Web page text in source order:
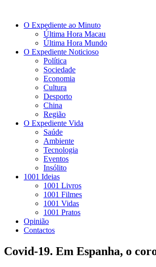
O Expediente ao Minuto
Última Hora Macau
Última Hora Mundo
O Expediente Noticioso
Política
Sociedade
Economia
Cultura
Desporto
China
Região
O Expediente Vida
Saúde
Ambiente
Tecnologia
Eventos
Insólito
1001 Ideias
1001 Livros
1001 Filmes
1001 Vidas
1001 Pratos
Opinião
Contactos
Covid-19. Em Espanha, o